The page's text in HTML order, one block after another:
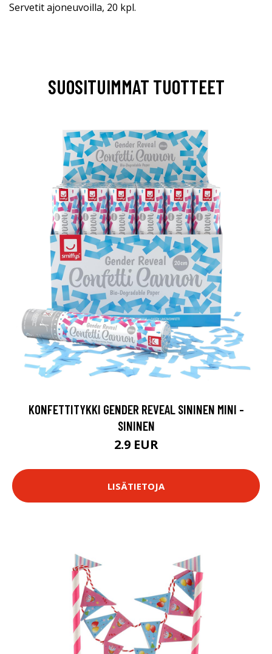
Servetit ajoneuvoilla, 20 kpl.
SUOSITUIMMAT TUOTTEET
KONFETTITYKKI GENDER REVEAL SININEN MINI -
SININEN
2.9 EUR
LISÄTIETOJA